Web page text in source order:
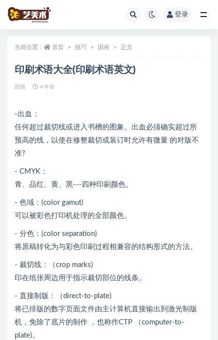
登录
当前位置： 首页 技巧 国画 正文
印刷术语大全(印刷术语英文)
国画 4 年前
-出血：
任何超过裁切线或进入书槽的图象。出血必须确实超过所
预高的线，以使在修整裁切或装订时允许有微量 的对版不
准?
- CMYK：
青、品红、黄、黑---四种印刷颜色。
- 色域：(color gamut)
可以被彩色打印机处理的全部颜色。
- 分色：(color separation)
将原稿转化为与彩色印刷过程相兼容的结构形式的方法。
- 裁切线：（crop marks)
印在纸张周边用于指示裁切部位的线条。
- 直接制版：（direct-to-plate)
将已排版的数字页面文件由主计算机直接输出到激光制版
机，免除了底片的制作 ，也称作CTP （computer-to-
plate)。